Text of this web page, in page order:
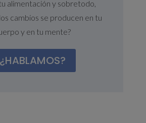
alimentación y sobretodo,
cambios se producen en tu
y en tu mente?
¿HABLAMOS?